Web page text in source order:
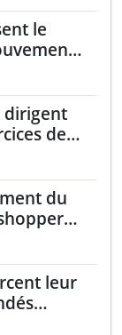
le
dirigent
de
du
leur